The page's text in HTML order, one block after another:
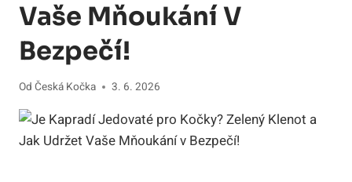
Vaše Mňoukání V
Bezpečí!
Od Česká Kočka 3. 6. 2026